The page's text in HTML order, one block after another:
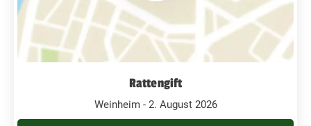
Rattengift
Weinheim - 2. August 2026